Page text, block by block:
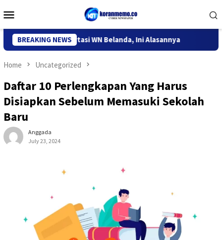
to
Menu
BREAKING NEWS
Deportasi WN Belanda, Ini Alasannya 9 Desa di 6
Home Uncategorized
Daftar 10 Perlengkapan Yang Harus
Disiapkan Sebelum Memasuki Sekolah
Baru
Anggada
July 23, 2024